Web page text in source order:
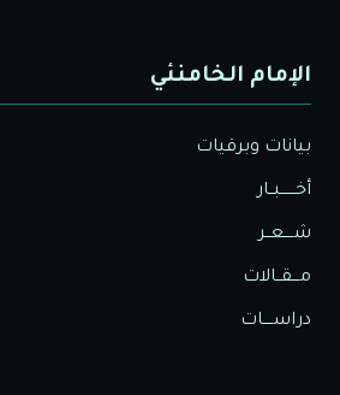
الإمام الخامنئي
بيانات وبرقيات
أخــــــبــار
شــــعــر
مـــقــالات
دراســــات